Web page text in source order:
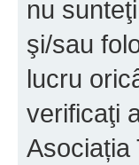
nu
şi/sau
lucru
verificaţi
Asociația